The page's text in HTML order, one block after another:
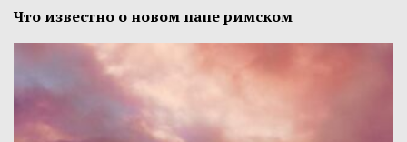
Что известно о новом папе римском